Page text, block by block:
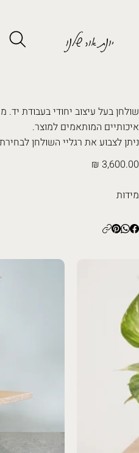
יונת אור שלנו
שולחן בעל עיצוב יחודי בעבודת יד.
איכותיים המותאמים למוצר.
ניתן לצבוע את רגליי השולחן
3,600.00 ₪
מידות